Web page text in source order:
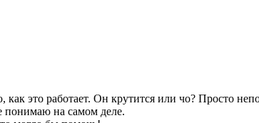
этo работает. Он крутится или чо? Просто
понимаю на самом деле.